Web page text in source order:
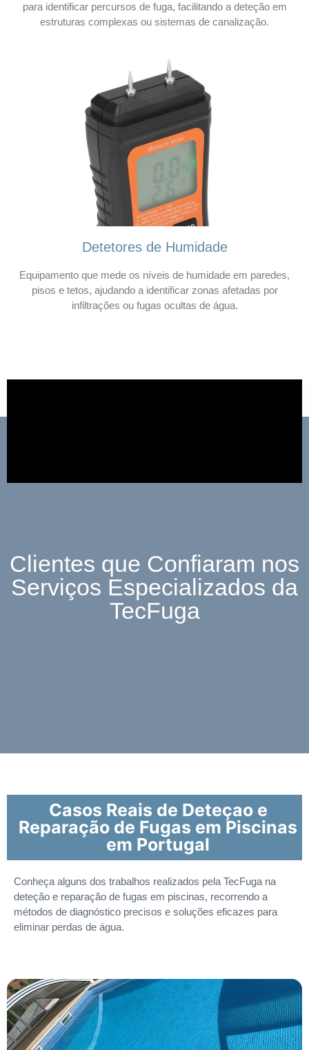
para identificar percursos de fuga, facilitando a deteção em
estruturas complexas ou sistemas de canalização.
Detetores de Humidade
Equipamento que mede os níveis de humidade em paredes,
pisos e tetos, ajudando a identificar zonas afetadas por
infiltrações ou fugas ocultas de água.
Clientes que Confiaram nos
Serviços Especializados da
TecFuga
Casos Reais de Deteçao e
Reparação de Fugas em Piscinas
em Portugal
Conheça alguns dos trabalhos realizados pela TecFuga na
deteção e reparação de fugas em piscinas, recorrendo a
métodos de diagnóstico precisos e soluções eficazes para
eliminar perdas de água.